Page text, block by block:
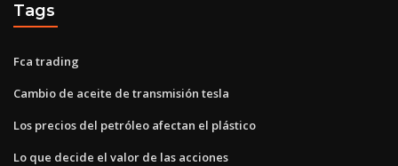
Tags
Fca trading
Cambio de aceite de transmisión tesla
Los precios del petróleo afectan el plástico
Lo que decide el valor de las acciones